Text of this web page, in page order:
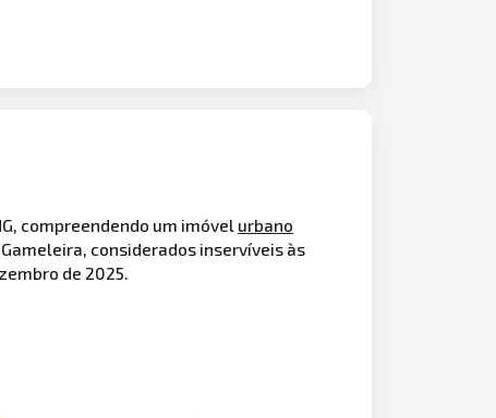
compreendendo um imóvel urbano
considerados inservíveis às
de 2025.